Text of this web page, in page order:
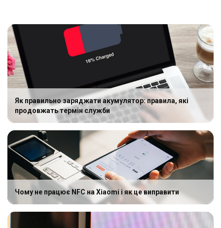
Як правильно заряджати акумулятор: правила, які
продовжать термін служби
Чому не працює NFC на Xiaomi і як це виправити